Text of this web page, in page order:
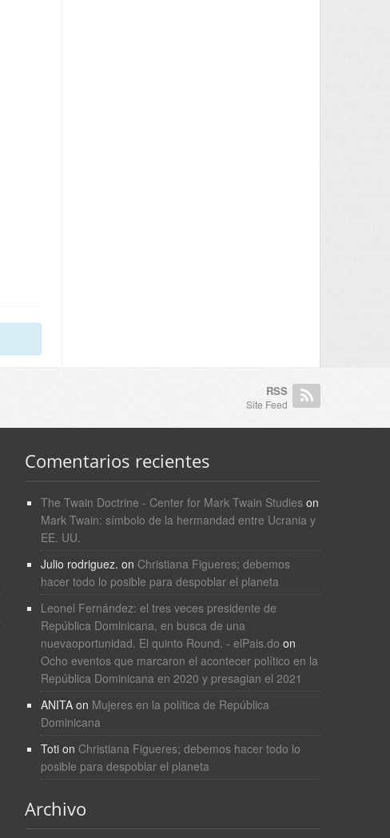
RSS
Site Feed
Comentarios recientes
The Twain Doctrine - Center for Mark Twain Studies on
Mark Twain: símbolo de la hermandad entre Ucrania y
EE. UU.
Julio rodriguez. on Christiana Figueres; debemos
hacer todo lo posible para despoblar el planeta
Leonel Fernández: el tres veces presidente de
República Dominicana, en busca de una
nuevaoportunidad. El quinto Round. - elPais.do on
Ocho eventos que marcaron el acontecer político en la
República Dominicana en 2020 y presagian el 2021
ANITA on Mujeres en la política de República
Dominicana
Toti on Christiana Figueres; debemos hacer todo lo
posible para despoblar el planeta
Archivo